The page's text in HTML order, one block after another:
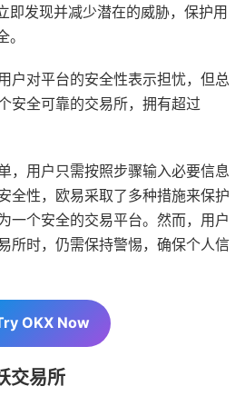
即发现并减少潜在的威胁，保护用
户对平台的安全性表示担忧，但总
安全可靠的交易所，拥有超过
，用户只需按照步骤输入必要信息
全性，欧易采取了多种措施来保护
一个安全的交易平台。然而，用户
所时，仍需保持警惕，确保个人信
OKX Now
交易所